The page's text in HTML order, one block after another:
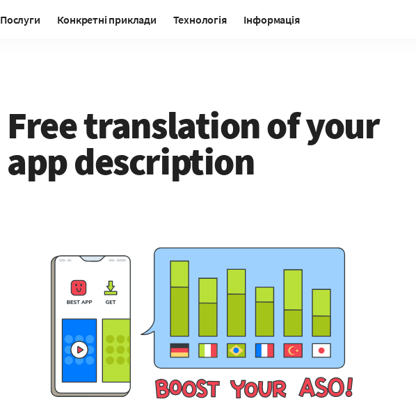
Послуги Конкретні приклади Технологія Інформація
Free translation of your
app description